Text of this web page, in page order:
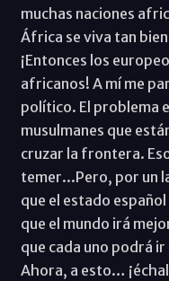
muchas naciones
África se viva tan
¡Entonces los
africanos! A mí me
político. El problema
musulmanes que
cruzar la frontera.
temer...Pero, por un
que el estado
que el mundo irá
que cada uno podrá
Ahora, a esto…